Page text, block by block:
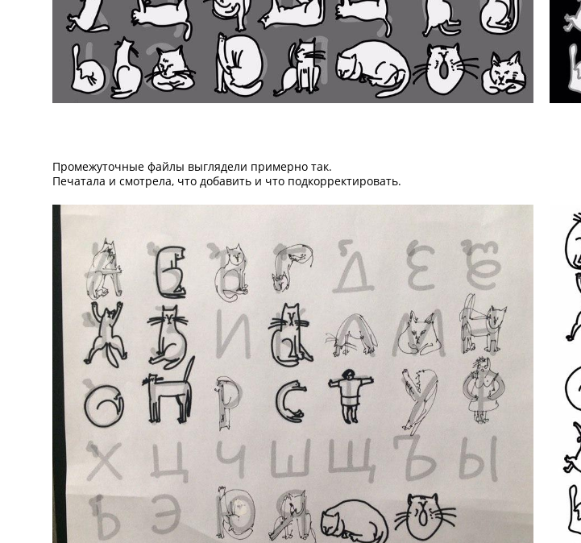
Промежуточные файлы выглядели примерно так.
Печатала и смотрела, что добавить и что подкорректировать.